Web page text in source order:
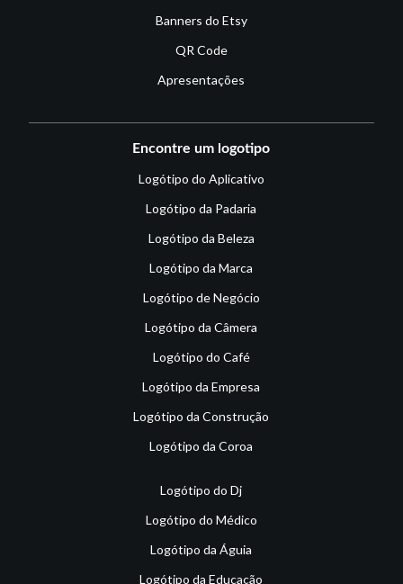
Banners do Etsy
QR Code
Apresentações
Encontre um logotipo
Logótipo do Aplicativo
Logótipo da Padaria
Logótipo da Beleza
Logótipo da Marca
Logótipo de Negócio
Logótipo da Câmera
Logótipo do Café
Logótipo da Empresa
Logótipo da Construção
Logótipo da Coroa
Logótipo do Dj
Logótipo do Médico
Logótipo da Águia
Logótipo da Educação